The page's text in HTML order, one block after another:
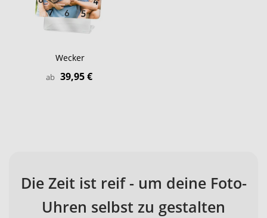
Wecker
ab 39,95 €
Die Zeit ist reif - um deine Foto-
Uhren selbst zu gestalten